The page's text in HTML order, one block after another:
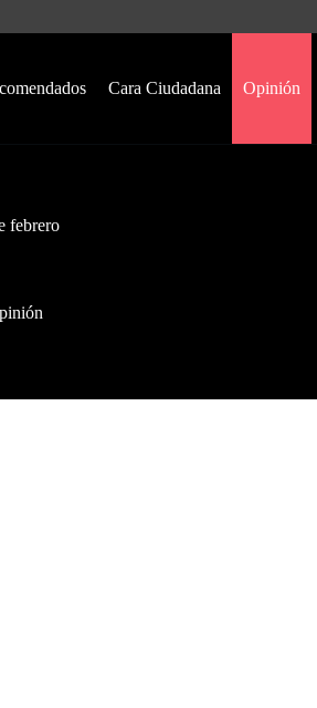
Cara Ciudadana Opinión
febrero